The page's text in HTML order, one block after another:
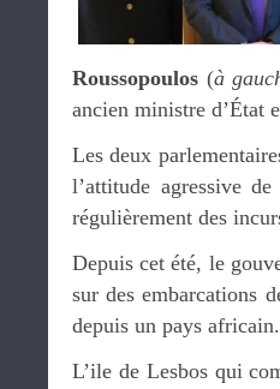
Roussopoulos (à
ancien ministre d’État
Les deux
l’attitude agressive
régulièrement des
Depuis cet été, le
sur des embarcations
depuis un pays africain.
L’ile de Lesbos qui